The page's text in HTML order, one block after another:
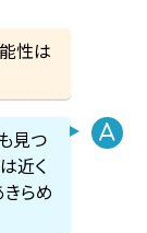
性は
見つ
近く
らめ